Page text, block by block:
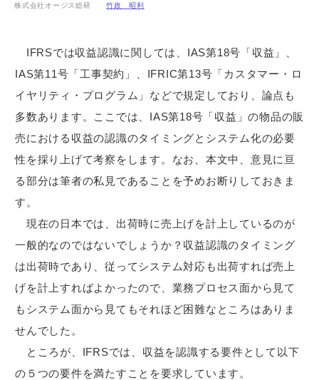
株式会社オージス総研 竹政 昭利
IFRSでは収益認識に関しては、IAS第18号「収益」、
IAS第11号「工事契約」、IFRIC第13号「カスタマー・ロ
イヤリティ・プログラム」などで規定しており、論点も
多数あります。ここでは、IAS第18号「収益」の物品の販
売における収益の認識のタイミングとシステム化の必要
性を採り上げて考察をします。なお、本文中、意見に亘
る部分は筆者の私見であることを予めお断りしておきま
す。
現在の日本では、出荷時に売上げを計上しているのが
一般的なのではないでしょうか？収益認識のタイミング
は出荷時であり、従ってシステム対応も出荷すれば売上
げを計上すればよかったので、業務プロセス面から見て
もシステム面から見てもそれほど困難なところはありま
せんでした。
ところが、IFRSでは、収益を認識する要件として以下
の５つの要件を満たすことを要求しています。